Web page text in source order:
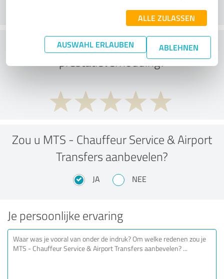
ALLE ZULASSEN
AUSWAHL ERLAUBEN ABLEHNEN
Wat vind je van de prijs-
prestatieverhouding?
Zou u MTS - Chauffeur Service & Airport
Transfers aanbevelen?
JA NEE
Je persoonlijke ervaring